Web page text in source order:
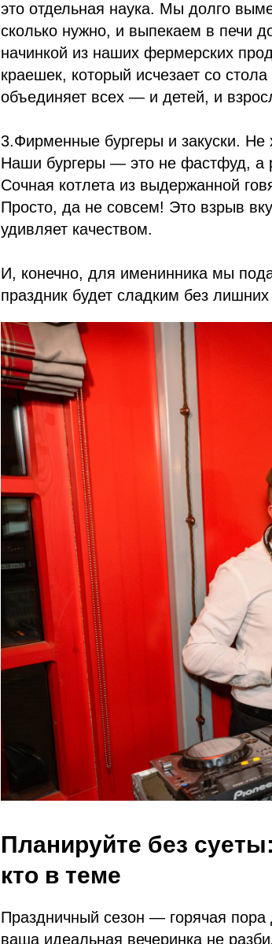
это отдельная наука. Мы долго
сколько нужно, и выпекаем в печи
начинкой из наших фермерских
краешек, который исчезает со
объединяет всех — и детей, и
3.Фирменные бургеры и закуски. Не
Наши бургеры — это не фастфуд, а
Сочная котлета из выдержанной
Просто, да не совсем! Это взрыв
удивляет качеством.
И, конечно, для именинника мы
праздник будет сладким без лишних
Планируйте без
кто в теме
Праздничный сезон — горячая
ваша идеальная вечеринка не